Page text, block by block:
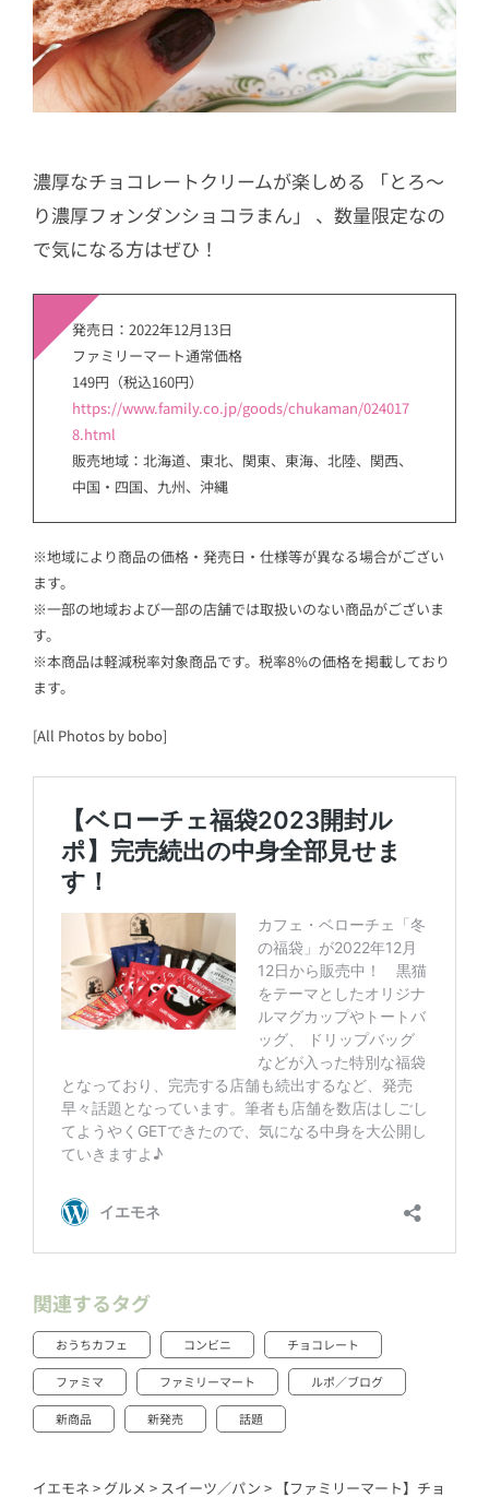
濃厚なチョコレートクリームが楽しめる 「とろ～
り濃厚フォンダンショコラまん」 、数量限定なの
で気になる方はぜひ！
発売日：2022年12月13日
ファミリーマート通常価格
149円（税込160円）
https://www.family.co.jp/goods/chukaman/024017
8.html
販売地域：北海道、東北、関東、東海、北陸、関西、
中国・四国、九州、沖縄
※地域により商品の価格・発売日・仕様等が異なる場合がござい
ます。
※一部の地域および一部の店舗では取扱いのない商品がございま
す。
※本商品は軽減税率対象商品です。税率8%の価格を掲載しており
ます。
[All Photos by bobo]
関連するタグ
おうちカフェ コンビニ チョコレート
ファミマ ファミリーマート ルポ／ブログ
新商品 新発売 話題
イエモネ > グルメ > スイーツ／パン > 【ファミリーマート】チョ